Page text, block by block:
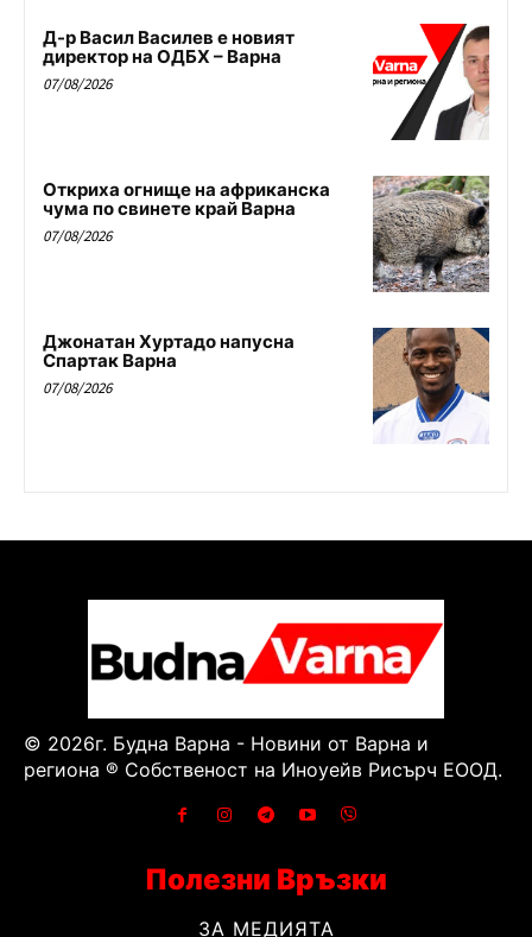
Д-р Васил Василев е новият
директор на ОДБХ – Варна
07/08/2026
Откриха огнище на африканска
чума по свинете край Варна
07/08/2026
Джонатан Хуртадо напусна
Спартак Варна
07/08/2026
© 2026г. Будна Варна - Новини от Варна и
региона ® Собственост на Иноуейв Рисърч ЕООД.
Полезни Връзки
ЗА МЕДИЯТА